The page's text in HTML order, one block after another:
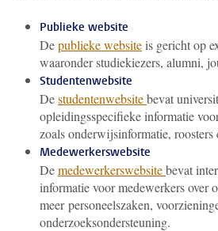
Publieke website
Depublieke websiteis gericht op
waaronder studiekiezers, alumni,
Studentenwebsite
Destudentenwebsitebevat
opleidingsspecifieke informatie
zoals onderwijsinformatie, roosters
Medewerkerswebsite
Demedewerkerswebsitebevat
informatie voor medewerkers over
meer personeelszaken,
onderzoeksondersteuning.